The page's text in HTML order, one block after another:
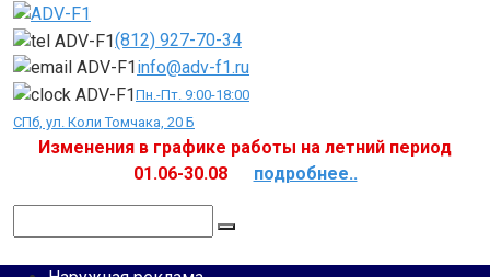
Перейти
контенту
(812) 927-70-34
info@adv-f1.ru
Пн.-Пт. 9:00-18:00
СПб, ул. Коли Томчака, 20 Б
Изменения в графике работы на летний период
01.06-30.08 подробнее..